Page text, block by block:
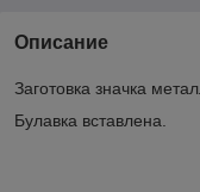
Описание
Заготовка значка
Булавка вставлена.